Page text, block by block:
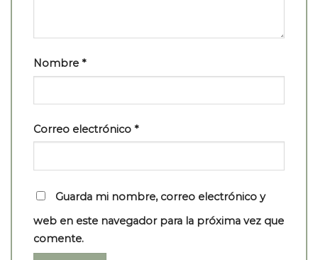
Nombre *
Correo electrónico *
Guarda mi nombre, correo electrónico y
web en este navegador para la próxima vez que
comente.